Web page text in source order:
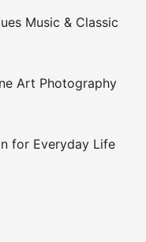
Music & Classic
Art Photography
for Everyday Life